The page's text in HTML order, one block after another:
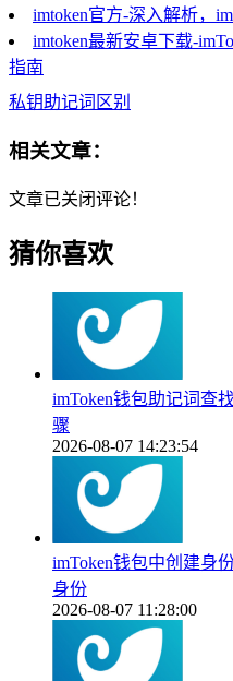
imtoken官方-深入解析，
imtoken最新安卓下载-
指南
私钥助记词区别
相关文章：
文章已关闭评论！
猜你喜欢
imToken钱包助记词查
骤
2026-08-07 14:23:54
imToken钱包中创建身
身份
2026-08-07 11:28:00